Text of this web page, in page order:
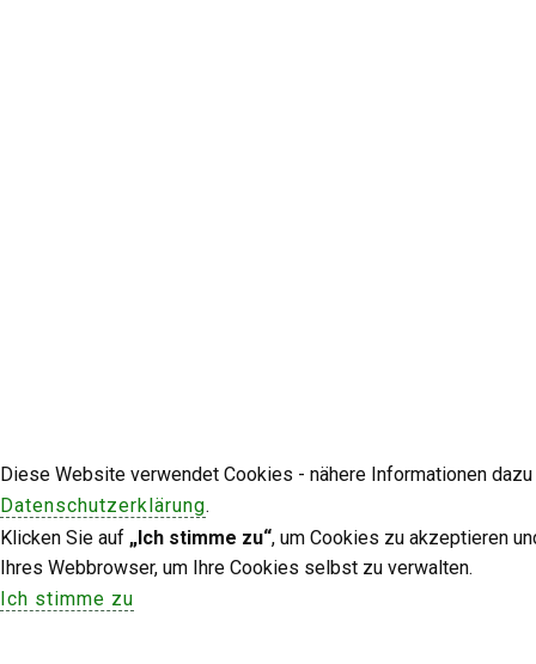
Diese Website verwendet Cookies - nähere Informationen
Datenschutzerklärung.
Klicken Sie auf „Ich stimme zu“, um Cookies zu akzeptieren
Ihres Webbrowser, um Ihre Cookies selbst zu verwalten.
Ich stimme zu